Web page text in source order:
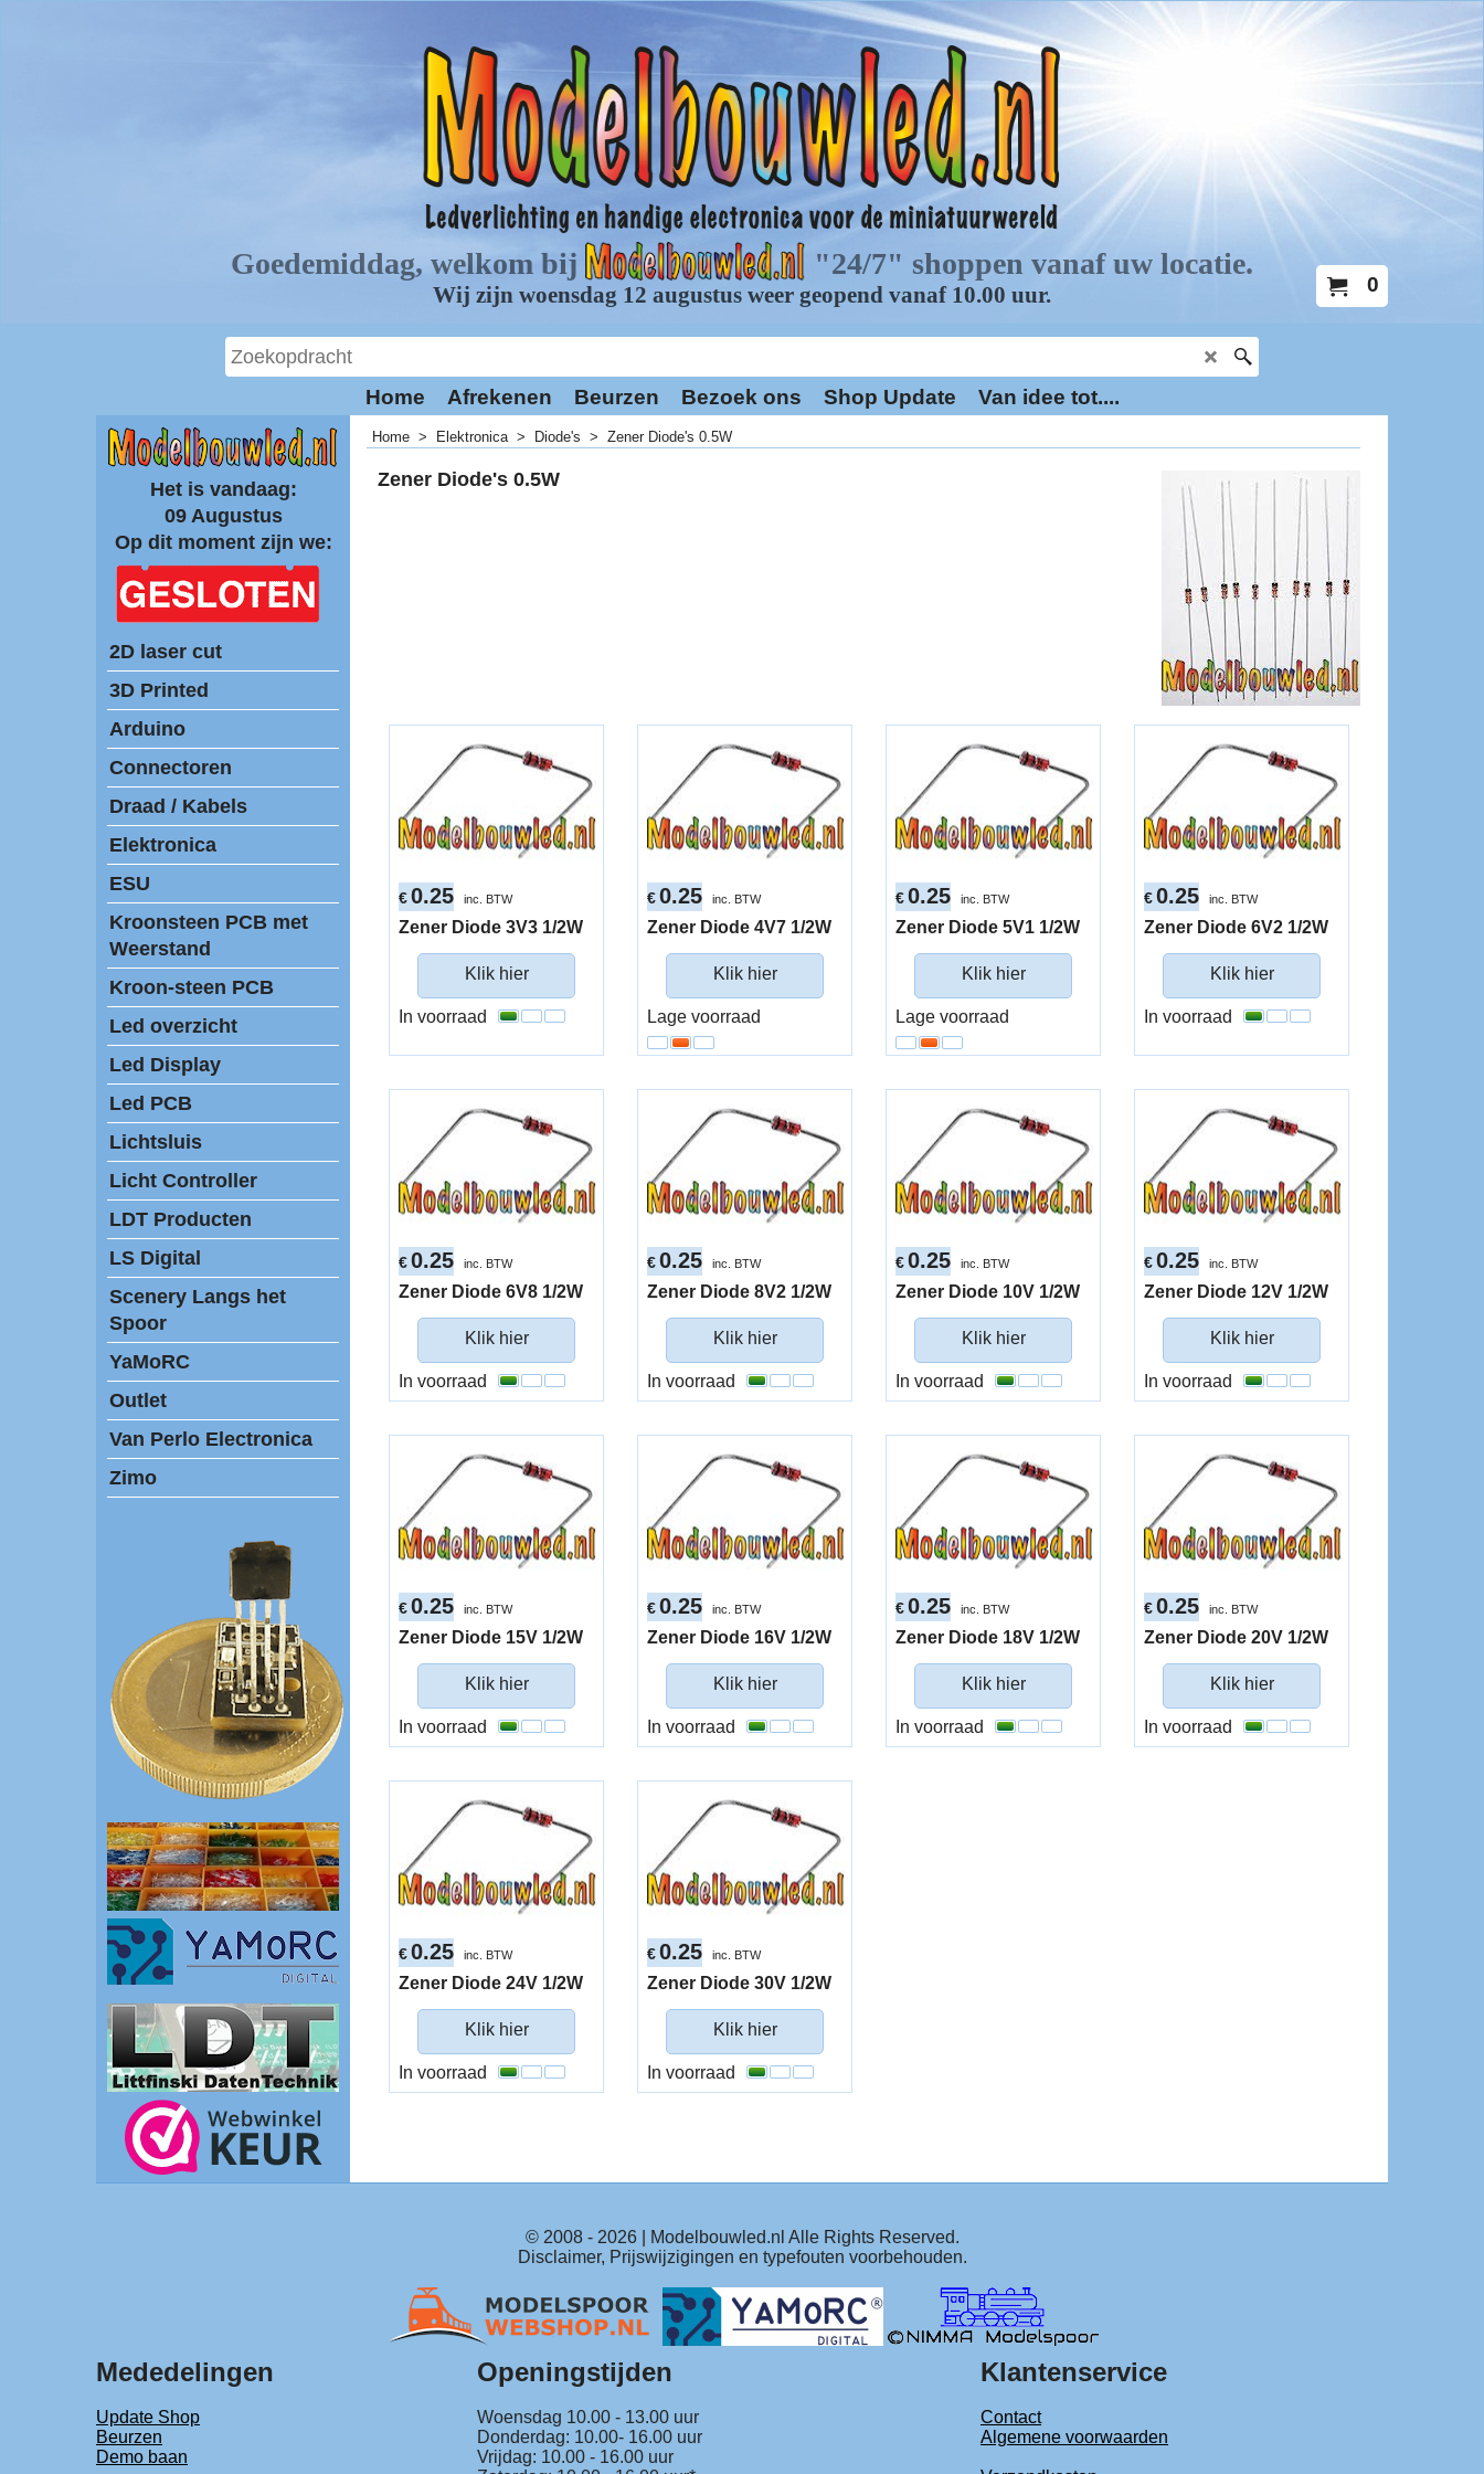
0
Home Afrekenen Beurzen Bezoek ons Shop Update Van idee tot....
Het is vandaag:
09 Augustus
Op dit moment zijn we:
2D laser cut
3D Printed
Arduino
Connectoren
Draad / Kabels
Elektronica
ESU
Kroonsteen PCB met
Weerstand
Kroon-steen PCB
Led overzicht
Led Display
Led PCB
Lichtsluis
Licht Controller
LDT Producten
LS Digital
Scenery Langs het
Spoor
YaMoRC
Outlet
Van Perlo Electronica
Zimo
Home > Elektronica> Diode's > Zener Diode's 0.5W
Zener Diode's 0.5W
€0.25 inc. BTW
Zener Diode 3V3 1/2W
Klik hier
In voorraad
€0.25 inc. BTW
Zener Diode 4V7 1/2W
Klik hier
Lage voorraad
€0.25 inc. BTW
Zener Diode 5V1 1/2W
Klik hier
Lage voorraad
€0.25 inc. BTW
Zener Diode 6V2 1/2W
Klik hier
In voorraad
€0.25 inc. BTW
Zener Diode 6V8 1/2W
Klik hier
In voorraad
€0.25 inc. BTW
Zener Diode 8V2 1/2W
Klik hier
In voorraad
€0.25 inc. BTW
Zener Diode 10V 1/2W
Klik hier
In voorraad
€0.25 inc. BTW
Zener Diode 12V 1/2W
Klik hier
In voorraad
€0.25 inc. BTW
Zener Diode 15V 1/2W
Klik hier
In voorraad
€0.25 inc. BTW
Zener Diode 16V 1/2W
Klik hier
In voorraad
€0.25 inc. BTW
Zener Diode 18V 1/2W
Klik hier
In voorraad
€0.25 inc. BTW
Zener Diode 20V 1/2W
Klik hier
In voorraad
€0.25 inc. BTW
Zener Diode 24V 1/2W
Klik hier
In voorraad
€0.25 inc. BTW
Zener Diode 30V 1/2W
Klik hier
In voorraad
© 2008 - 2026| Modelbouwled.nl Alle Rights Reserved.
Disclaimer, Prijswijzigingen en typefouten voorbehouden.
Mededelingen Openingstijden Klantenservice
Update Shop Woensdag 10.00 - 13.00 uur
Contact
Beurzen
Donderdag: 10.00- 16.00 uur
Algemene voorwaarden
Demo baan
Vrijdag: 10.00 - 16.00 uur